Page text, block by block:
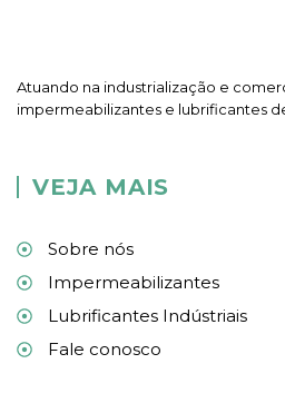
Atuando na industrialização e
impermeabilizantes e lubrificantes
VEJA MAIS
Sobre nós
Impermeabilizantes
Lubrificantes Indústriais
Fale conosco